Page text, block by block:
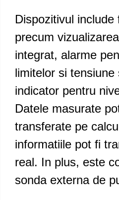
Dispozitivul include
precum
integrat, alarme
limitelor si
indicator pentru
Datele masurate
transferate pe
informatiile pot fi
real. In plus, este
sonda externa de